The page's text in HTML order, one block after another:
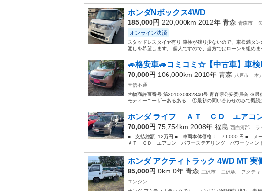
ホンダNボックス4WD
185,000円 220,000km 2012年 青森 青森市
オンライン決済
スタッドレスタイヤ有り 車検が残り少ないので、車検満タ
渡しを希望します。 個人ですので、当方ではローンを組め
🚙格安車🚙コミコミ☆【中古車】
70,000円 106,000km 2010年 青森 八戸市 本
音信不通
古物商許可番号 第201030032840号 青森県公安委員会 ※最
モティーユーザーあるある ①最初の問い合わせのみで既
ホンダ ライフ ＡＴ ＣＤ エアコ
70,000円 75,754km 2008年 福島 西白河郡
ラ
■ 支払総額: 12万円 ■ 車両本体価格： 70,000 円 ■
ＡＴ ＣＤ エアコン パワーステアリング パワーウィ
ホンダ アクティトラック 4WD MT 実
85,000円 0km 0年 青森 三沢市 三沢駅
アクティ
エンジン